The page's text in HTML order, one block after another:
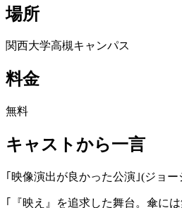
場所
関西大学高槻キャンパス
料金
無料
キャストから一言
｢映像演出が良かった公演｣(ジョー
｢『映え』を追求した舞台。傘に